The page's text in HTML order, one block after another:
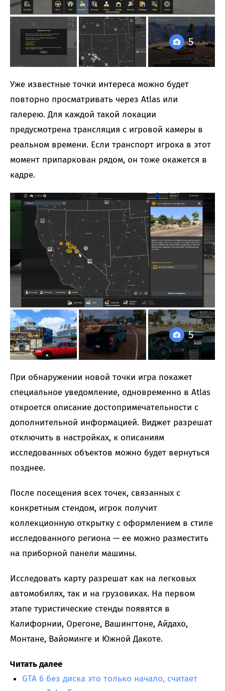
5
Уже известные точки интереса можно будет
повторно просматривать через Atlas или
галерею. Для каждой такой локации
предусмотрена трансляция с игровой камеры в
реальном времени. Если транспорт игрока в этот
момент припаркован рядом, он тоже окажется в
кадре.
5
При обнаружении новой точки игра покажет
специальное уведомление, одновременно в Atlas
откроется описание достопримечательности с
дополнительной информацией. Виджет разрешат
отключить в настройках, к описаниям
исследованных объектов можно будет вернуться
позднее.
После посещения всех точек, связанных с
конкретным стендом, игрок получит
коллекционную открытку с оформлением в стиле
исследованного региона — ее можно разместить
на приборной панели машины.
Исследовать карту разрешат как на легковых
автомобилях, так и на грузовиках. На первом
этапе туристические стенды появятся в
Калифорнии, Орегоне, Вашингтоне, Айдахо,
Монтане, Вайоминге и Южной Дакоте.
Читать далее
GTA 6 без диска это только начало, считает